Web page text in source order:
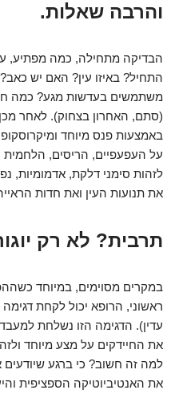
והרבה שאלות.
הבדיקה מתחילה, כמה מפתיע,
התחיל? באיזו עין? האם יש
משתמשים בעדשות מגע? כמה
(סתם, האחרון בצחוק). לאחר
באמצעות פנס מיוחד
על העפעפיים, הריסים, הלחמית
לזהות סימני דלקת, אדמומיות,
את תנועות העין ואת חדות
תרבית? לא רק
במקרים מסוימים, במיוחד
ראשוני, הרופא יכול לקחת
עדין). הדגימה הזו נשלחת
את החיידקים על מצע מיוחד
למה זה חשוב? כי ברגע
את האנטיביוטיקה הספציפית